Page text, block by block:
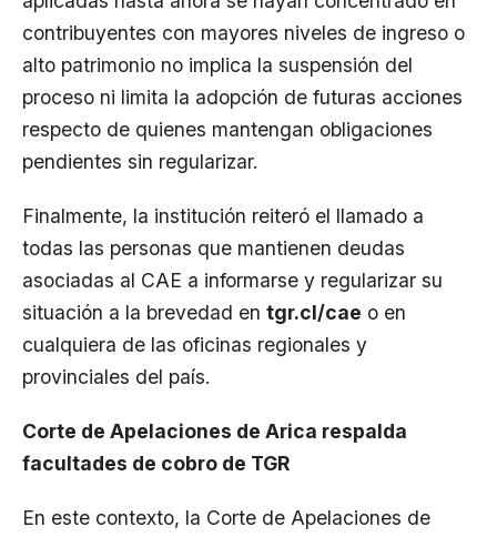
contribuyentes con mayores niveles de ingreso o
alto patrimonio no implica la suspensión del
proceso ni limita la adopción de futuras acciones
respecto de quienes mantengan obligaciones
pendientes sin regularizar.
Finalmente, la institución reiteró el llamado a
todas las personas que mantienen deudas
asociadas al CAE a informarse y regularizar su
situación a la brevedad en tgr.cl/cae o en
cualquiera de las oficinas regionales y
provinciales del país.
Corte de Apelaciones de Arica respalda
facultades de cobro de TGR
En este contexto, la Corte de Apelaciones de